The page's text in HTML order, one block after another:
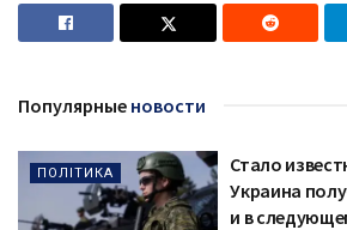
Популярные новости
ПОЛІТИКА
Стало
Украина
и в